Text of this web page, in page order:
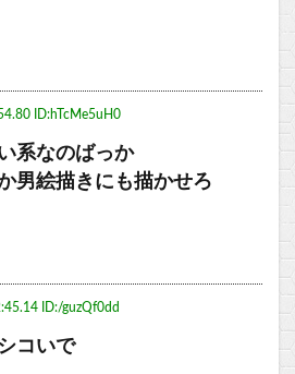
ID:hTcMe5uH0
系なのばっか
男絵描きにも描かせろ
ID:/guzQf0dd
コいで